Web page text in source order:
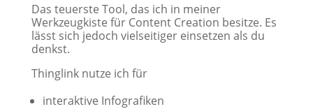
Das teuerste Tool, das ich in meiner
Werkzeugkiste für Content Creation besitze. Es
lässt sich jedoch vielseitiger einsetzen als du
denkst.
Thinglink nutze ich für
interaktive Infografiken